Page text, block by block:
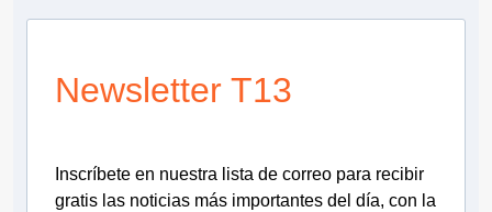
Newsletter T13
Inscríbete en nuestra lista de correo para recibir
gratis las noticias más importantes del día, con la